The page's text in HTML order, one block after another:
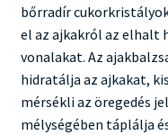
bőrradír
el az ajkakról az elhalt
vonalakat. Az
hidratálja az ajkakat,
mérsékli az öregedés
mélységében táplálja